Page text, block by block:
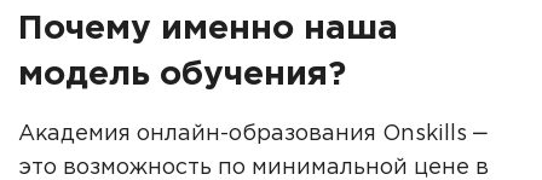
Почему именно наша
модель обучения?
Академия онлайн-образования Onskills ‒
это возможность по минимальной цене в